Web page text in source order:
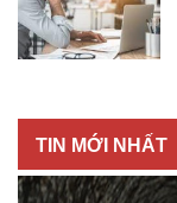
TIN MỚI NHẤT